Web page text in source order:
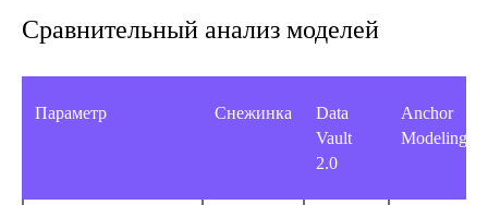
Сравнительный анализ моделей
Параметр Снежинка
Data
Vault
2.0
Anchor
Modeling